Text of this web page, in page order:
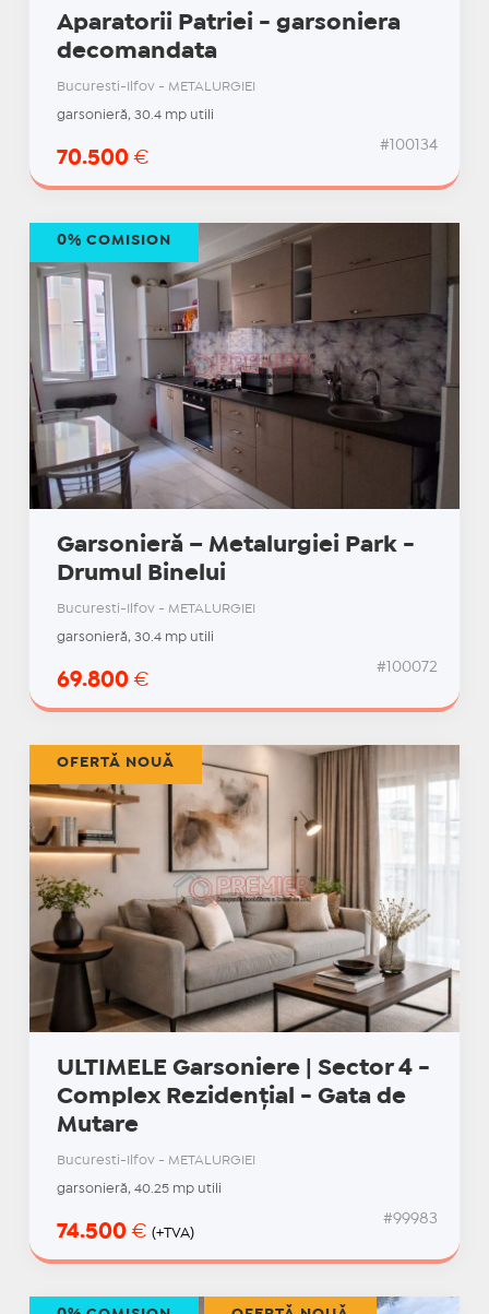
Aparatorii Patriei - garsoniera
decomandata
Bucuresti-Ilfov - METALURGIEI
garsonieră, 30.4 mp utili
70.500 €
#100134
Garsonieră – Metalurgiei Park -
Drumul Binelui
Bucuresti-Ilfov - METALURGIEI
garsonieră, 30.4 mp utili
69.800 €
#100072
0% COMISION
ULTIMELE Garsoniere | Sector 4 -
Complex Rezidențial - Gata de
Mutare
Bucuresti-Ilfov - METALURGIEI
garsonieră, 40.25 mp utili
74.500 € (+TVA)
#99983
OFERTĂ NOUĂ